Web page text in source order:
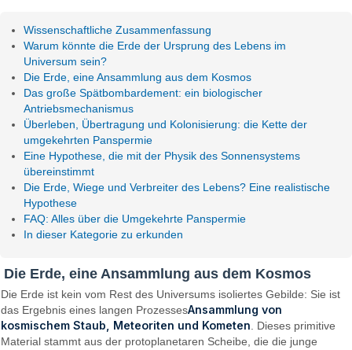
Wissenschaftliche Zusammenfassung
Warum könnte die Erde der Ursprung des Lebens im
Universum sein?
Die Erde, eine Ansammlung aus dem Kosmos
Das große Spätbombardement: ein biologischer
Antriebsmechanismus
Überleben, Übertragung und Kolonisierung: die Kette der
umgekehrten Panspermie
Eine Hypothese, die mit der Physik des Sonnensystems
übereinstimmt
Die Erde, Wiege und Verbreiter des Lebens? Eine realistische
Hypothese
FAQ: Alles über die Umgekehrte Panspermie
In dieser Kategorie zu erkunden
Die Erde, eine Ansammlung aus dem Kosmos
Die Erde ist kein vom Rest des Universums isoliertes Gebilde: Sie ist
das Ergebnis eines langen ProzessesAnsammlung von
kosmischem Staub, Meteoriten und Kometen. Dieses primitive
Material stammt aus der protoplanetaren Scheibe, die die junge